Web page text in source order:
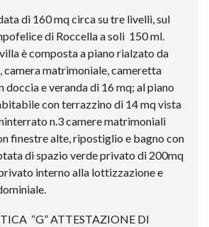
di 160 mq circa su tre livelli, sul
di Roccella a soli 150 ml.
è composta a piano rialzato da
camera matrimoniale, cameretta
doccia e veranda di 16 mq; al piano
con terrazzino di 14 mq vista
n.3 camere matrimoniali
finestre alte, ripostiglio e bagno con
di spazio verde privato di 200mq
interno alla lottizzazione e
“G” ATTESTAZIONE DI